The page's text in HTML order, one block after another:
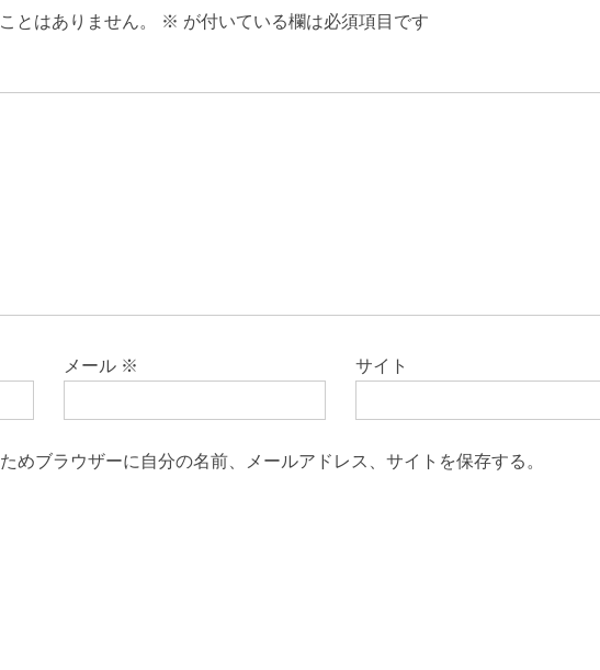
とはありません。 ※ が付いている欄は必須項目です
メール ※ サイト
めブラウザーに自分の名前、メールアドレス、サイトを保存する。